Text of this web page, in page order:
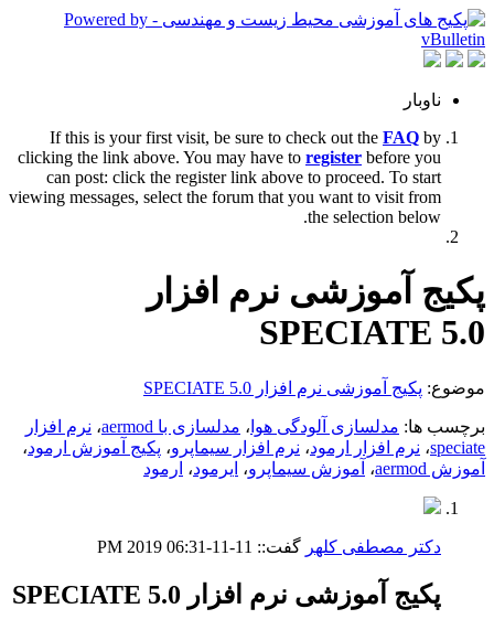
ناوبار
If this is your first visit, be sure to check out the FAQ by
clicking the link above. You may have to register before you
can post: click the register link above to proceed. To start
viewing messages, select the forum that you want to visit from
the selection below.
پکیج آموزشی نرم افزار
SPECIATE 5.0
موضوع: پکیج آموزشی نرم افزار SPECIATE 5.0
برچسب ها: مدلسازی آلودگی هوا ، مدلسازی با aermod ، نرم افزار
speciate، نرم افزار ارمود، نرم افزار سیماپرو، پکیج آموزش ارمود،
آموزش aermod
، آموزش سیماپرو، ایرمود، ارمود
دکتر مصطفی کلهر گفت:: 11-11-2019
06:31 PM
پکیج آموزشی نرم افزار SPECIATE 5.0